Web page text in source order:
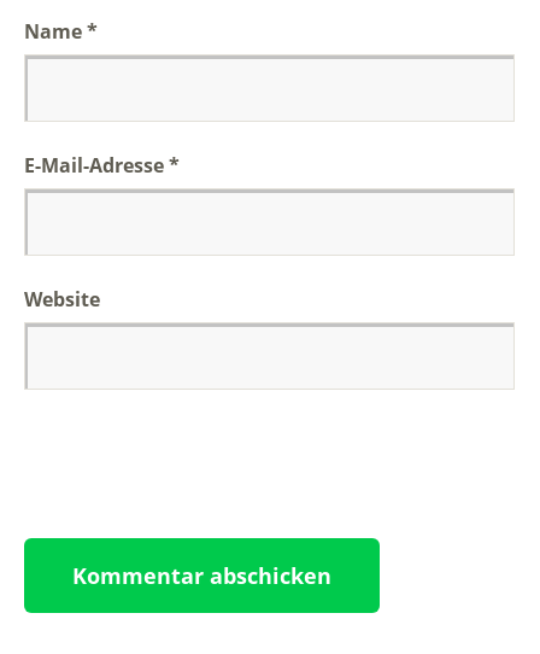
Name*
E-Mail-Adresse*
Website